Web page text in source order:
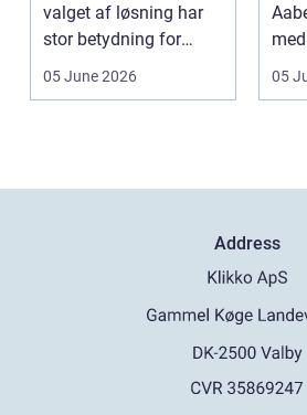
valget af løsning har
stor betydning for
b&a...
05 June 2026 05
Address